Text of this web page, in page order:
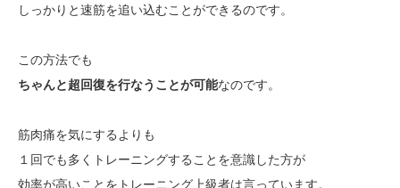
しっかりと速筋を追い込むことができるのです。
この方法でも
ちゃんと超回復を行なうことが可能なのです。
筋肉痛を気にするよりも
１回でも多くトレーニングすることを意識した方が
効率が高いことをトレーニング上級者は言っています。